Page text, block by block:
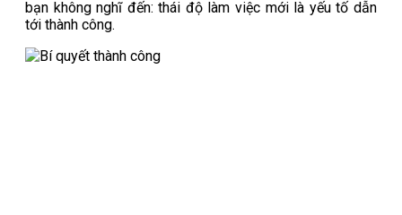
bạn không nghĩ đến: thái độ làm việc mới là yếu tố dẫn
tới thành công.